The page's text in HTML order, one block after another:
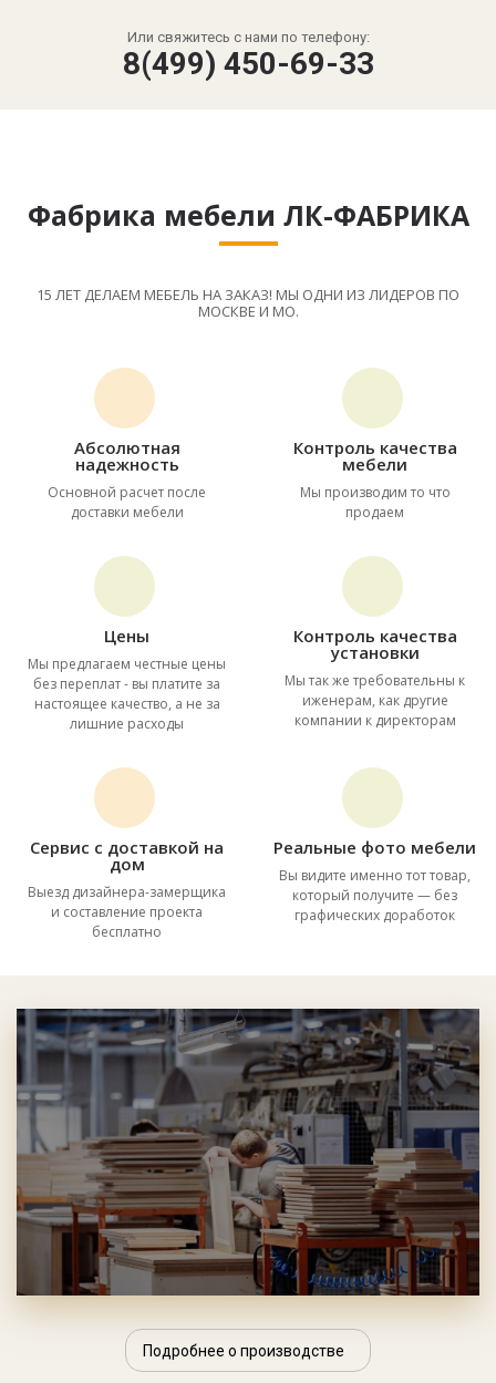
Или свяжитесь с нами по телефону:
8(499) 450-69-33
Фабрика мебели ЛК-ФАБРИКА
15 ЛЕТ ДЕЛАЕМ МЕБЕЛЬ НА ЗАКАЗ! МЫ ОДНИ ИЗ ЛИДЕРОВ ПО
МОСКВЕ И МО.
Абсолютная
надежность
Основной расчет после
доставки мебели
Контроль качества
мебели
Мы производим то что
продаем
Цены
Мы предлагаем честные цены
без переплат - вы платите за
настоящее качество, а не за
лишние расходы
Контроль качества
установки
Мы так же требовательны к
иженерам, как другие
компании к директорам
Сервис с доставкой на
дом
Выезд дизайнера-замерщика
и составление проекта
бесплатно
Реальные фото мебели
Вы видите именно тот товар,
который получите — без
графических доработок
Подробнее о производстве